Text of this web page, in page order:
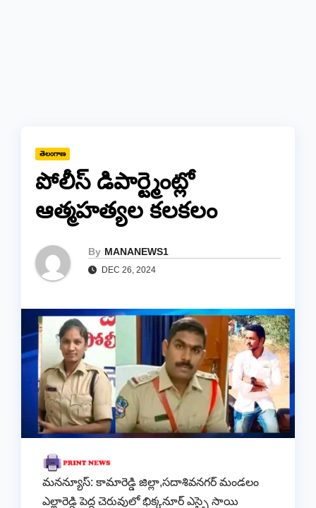
తెలంగాణ
పోలీస్ డిపార్ట్మెంట్లో
ఆత్మహత్యల కలకలం
By MANANEWS1
DEC 26, 2024
మనన్యూస్: కామారెడ్డి జిల్లా,సదాశివనగర్ మండలం
ఎల్లారెడ్డి పెద్ద చెరువులో భిక్కనూర్ ఎస్సై సాయి